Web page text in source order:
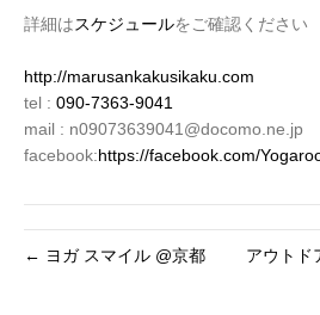
詳細はスケジュールをご確認ください
http://marusankakusikaku.com
tel : 090-7363-9041
mail : n09073639041@docomo.ne.jp
facebook:https://facebook.com/
← ヨガ スマイル @京都 アウトド